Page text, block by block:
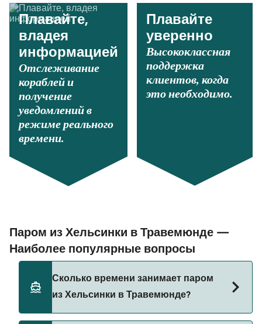
Плавайте,
владея
информацией
Отслеживание
кораблей и
получение
уведомлений в
режиме реального
времени.
Плавайте
уверенно
Высококлассная
поддержка
клиентов, когда
это необходимо.
Паром из Хельсинки в Травемюнде —
Наиболее популярные вопросы
Сколько времени занимает паром
из Хельсинки в Травемюнде?